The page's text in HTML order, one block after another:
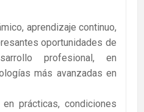
aprendizaje continuo,
oportunidades de
profesional, en
más avanzadas en
en prácticas, condiciones